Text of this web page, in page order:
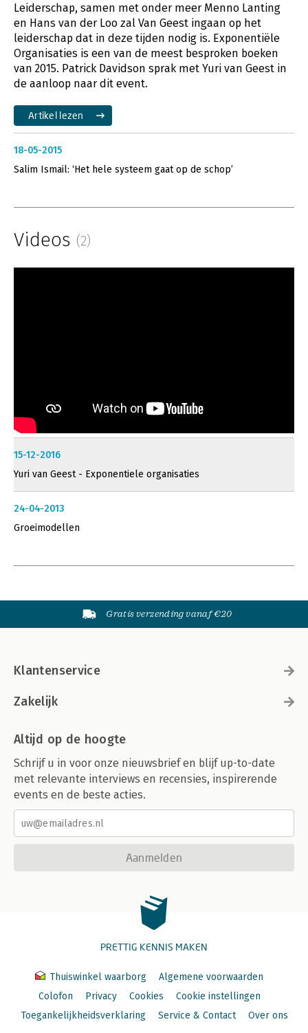
Leiderschap, samen met onder meer Menno Lanting
en Hans van der Loo zal Van Geest ingaan op het
leiderschap dat in deze tijden nodig is. Exponentiële
Organisaties is een van de meest besproken boeken
van 2015. Patrick Davidson sprak met Yuri van Geest in
de aanloop naar dit event.
Artikel lezen
18-05-2015
Salim Ismail: ‘Het hele systeem gaat op de schop’
Videos (2)
15-12-2016
Yuri van Geest - Exponentiele organisaties
24-04-2013
Groeimodellen
Gratis verzending vanaf €20
Klantenservice
Zakelijk
Altijd op de hoogte
Schrijf u in voor onze nieuwsbrief en blijf up-to-date
met relevante interviews en recensies, inspirerende
events en de beste acties.
Aanmelden
PRETTIG KENNIS MAKEN
Thuiswinkel waarborg
Algemene voorwaarden
Colofon
Privacy Cookies
Cookie instellingen
Toegankelijkheidsverklaring
Service & Contact Over ons